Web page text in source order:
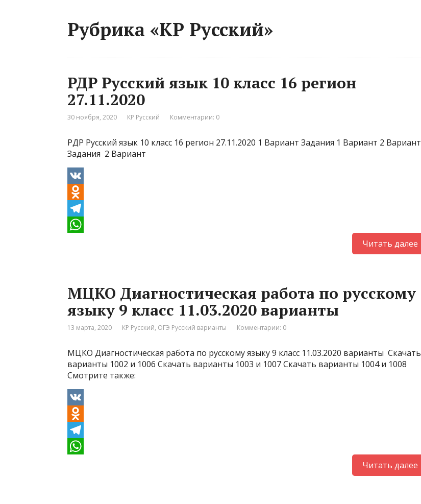
Рубрика «КР Русский»
РДР Русский язык 10 класс 16 регион
27.11.2020
30 ноября, 2020 КР Русский Комментарии: 0
РДР Русский язык 10 класс 16 регион 27.11.2020 1 Вариант Задания 1 Вариант 2 Вариант
Задания 2 Вариант
V
K
O
d
l
a
s
n
i
k
i
T
g
r
a
t
s
A
p
Читать далее
МЦКО Диагностическая работа по русскому
языку 9 класс 11.03.2020 варианты
13 марта, 2020 КР Русский, ОГЭ Русский варианты Комментарии: 0
МЦКО Диагностическая работа по русскому языку 9 класс 11.03.2020 варианты Скачать
варианты 1002 и 1006 Скачать варианты 1003 и 1007 Скачать варианты 1004 и 1008
Смотрите также:
V
K
O
dT
Читать далее